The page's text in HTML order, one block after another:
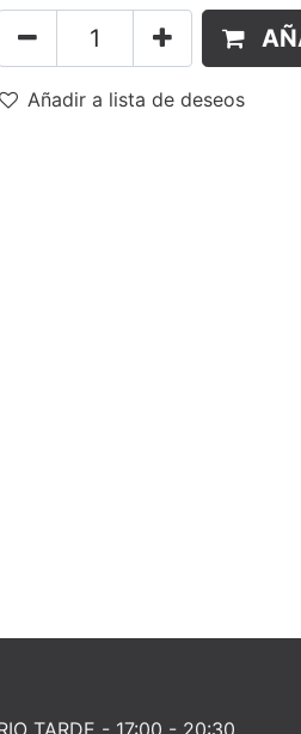
Añadir a lista de deseos
TARDE - 17:00 - 20:30